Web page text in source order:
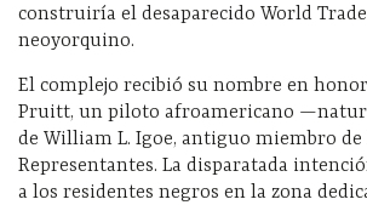
construiría el desaparecido World
neoyorquino.
El complejo recibió su nombre en honor
Pruitt, un piloto afroamericano
de William L. Igoe, antiguo miembro de
Representantes. La disparatada
a los residentes negros en la zona